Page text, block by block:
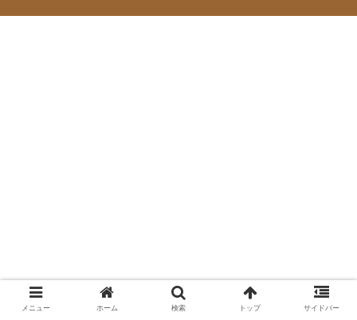
メニュー ホーム 検索 トップ サイドバー